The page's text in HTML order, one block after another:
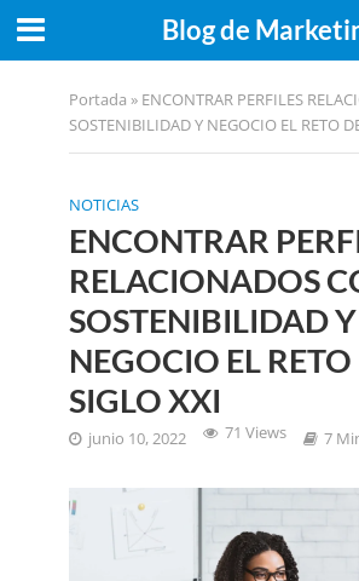
Blog de
Portada » ENCONTRAR PERFILES
SOSTENIBILIDAD Y NEGOCIO EL RETO
NOTICIAS
ENCONTRAR
RELACIONADOS
SOSTENIBILIDAD Y
NEGOCIO EL RETO
SIGLO XXI
junio 10, 2022 71 Views 7